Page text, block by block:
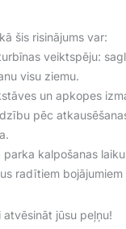
šis risinājums var:
veiktspēju:
visu ziemu.
un apkopes
pēc
parka kalpošanas
radītiem bojājumiem
atvēsināt jūsu peļņu!